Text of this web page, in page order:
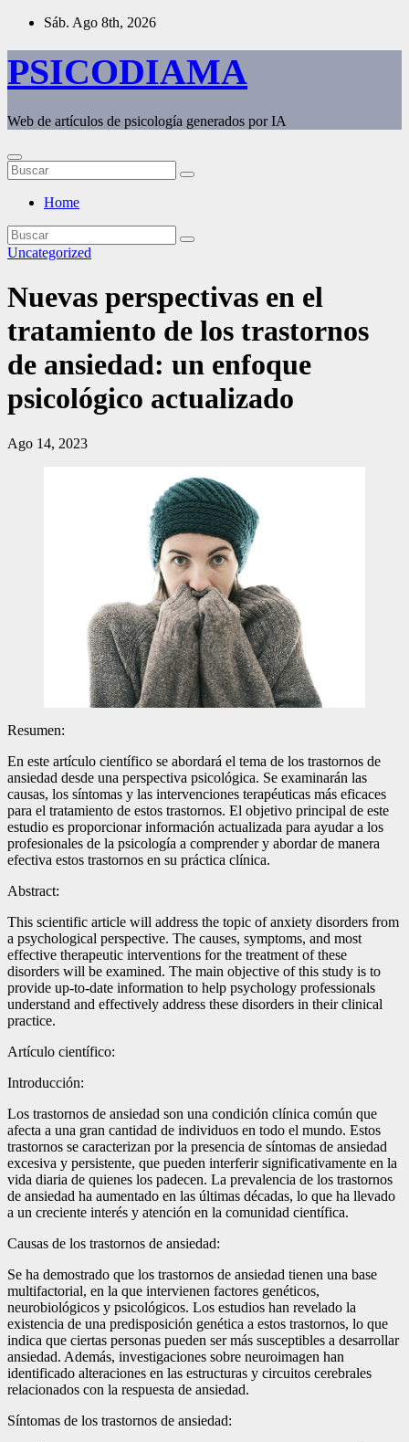
Saltar
contenido
Sáb. Ago 8th, 2026
PSICODIAMA
Web de artículos de psicología generados por IA
Home
Uncategorized
Nuevas perspectivas en el
tratamiento de los trastornos
de ansiedad: un enfoque
psicológico actualizado
Ago 14, 2023
Resumen:
En este artículo científico se abordará el tema de los trastornos de
ansiedad desde una perspectiva psicológica. Se examinarán las
causas, los síntomas y las intervenciones terapéuticas más eficaces
para el tratamiento de estos trastornos. El objetivo principal de este
estudio es proporcionar información actualizada para ayudar a los
profesionales de la psicología a comprender y abordar de manera
efectiva estos trastornos en su práctica clínica.
Abstract:
This scientific article will address the topic of anxiety disorders from
a psychological perspective. The causes, symptoms, and most
effective therapeutic interventions for the treatment of these
disorders will be examined. The main objective of this study is to
provide up-to-date information to help psychology professionals
understand and effectively address these disorders in their clinical
practice.
Artículo científico:
Introducción:
Los trastornos de ansiedad son una condición clínica común que
afecta a una gran cantidad de individuos en todo el mundo. Estos
trastornos se caracterizan por la presencia de síntomas de ansiedad
excesiva y persistente, que pueden interferir significativamente en la
vida diaria de quienes los padecen. La prevalencia de los trastornos
de ansiedad ha aumentado en las últimas décadas, lo que ha llevado
a un creciente interés y atención en la comunidad científica.
Causas de los trastornos de ansiedad:
Se ha demostrado que los trastornos de ansiedad tienen una base
multifactorial, en la que intervienen factores genéticos,
neurobiológicos y psicológicos. Los estudios han revelado la
existencia de una predisposición genética a estos trastornos, lo que
indica que ciertas personas pueden ser más susceptibles a desarrollar
ansiedad. Además, investigaciones sobre neuroimagen han
identificado alteraciones en las estructuras y circuitos cerebrales
relacionados con la respuesta de ansiedad.
Síntomas de los trastornos de ansiedad: